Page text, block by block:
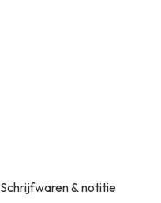
Schrijfwaren & notitie